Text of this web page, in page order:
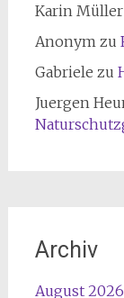
Karin Müller
Anonym zu
Gabriele zu
Juergen
Archiv
August 2026